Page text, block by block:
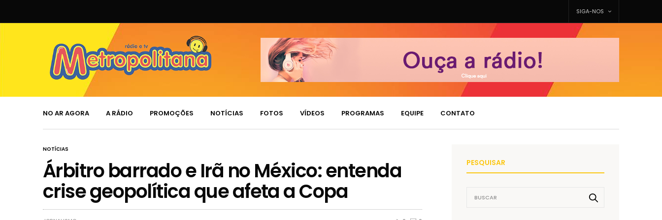
SIGA-NOS
NO AR AGORA A RÁDIO PROMOÇÕES NOTÍCIAS FOTOS VÍDEOS PROGRAMAS EQUIPE CONTATO
NOTÍCIAS
Árbitro barrado e Irã no México: entenda
crise geopolítica que afeta a Copa
PESQUISAR